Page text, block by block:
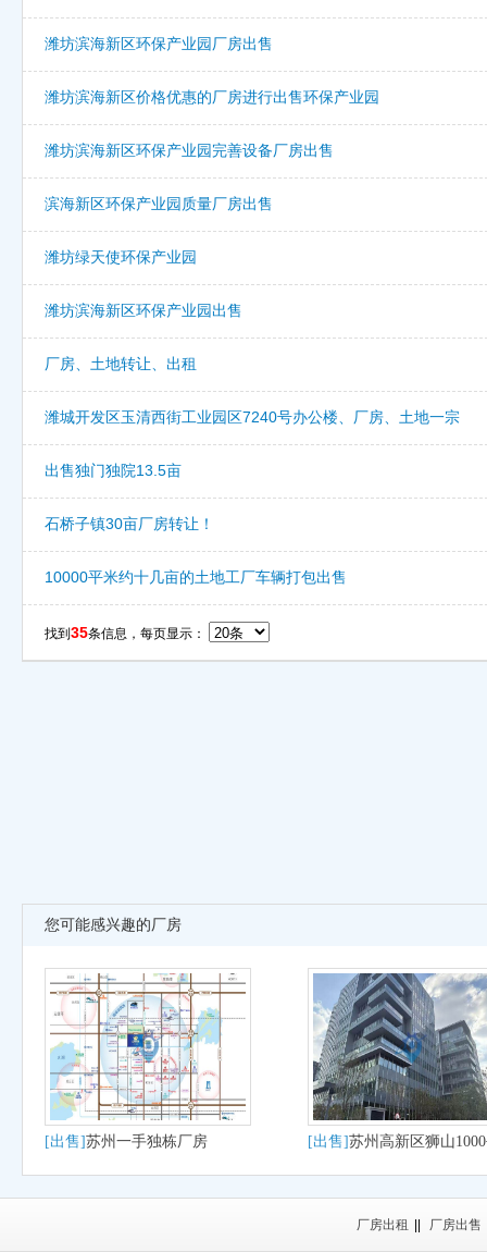
潍坊滨海新区环保产业园厂房出售
潍坊滨海新区价格优惠的厂房进行出售环保产业园
潍坊滨海新区环保产业园完善设备厂房出售
滨海新区环保产业园质量厂房出售
潍坊绿天使环保产业园
潍坊滨海新区环保产业园出售
厂房、土地转让、出租
潍城开发区玉清西街工业园区7240号办公楼、厂房、土地一宗
出售独门独院13.5亩
石桥子镇30亩厂房转让！
10000平米约十几亩的土地工厂车辆打包出售
找到 35条信息，每页显示：
您可能感兴趣的厂房
[出售]苏州一手独栋厂房 [出售]苏州高新区狮山
大平层户型适合研发办公
厂房出租 厂房出售